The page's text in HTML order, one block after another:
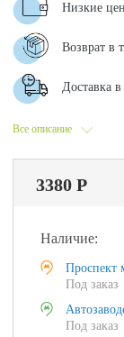
Все описание
Низкие
Возврат в
Доставка в
3380 Р
Наличие:
Проспект
Под заказ
Под заказ